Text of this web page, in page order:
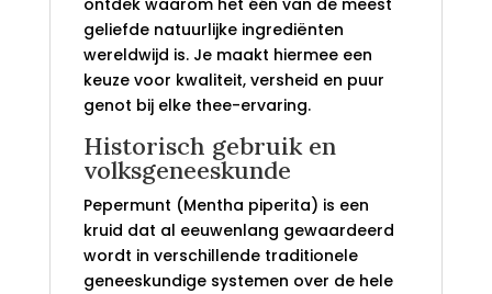
ontdek waarom het één van de meest
geliefde natuurlijke ingrediënten
wereldwijd is. Je maakt hiermee een
keuze voor kwaliteit, versheid en puur
genot bij elke thee-ervaring.
Historisch gebruik en
volksgeneeskunde
Pepermunt (Mentha piperita) is een
kruid dat al eeuwenlang gewaardeerd
wordt in verschillende traditionele
geneeskundige systemen over de hele